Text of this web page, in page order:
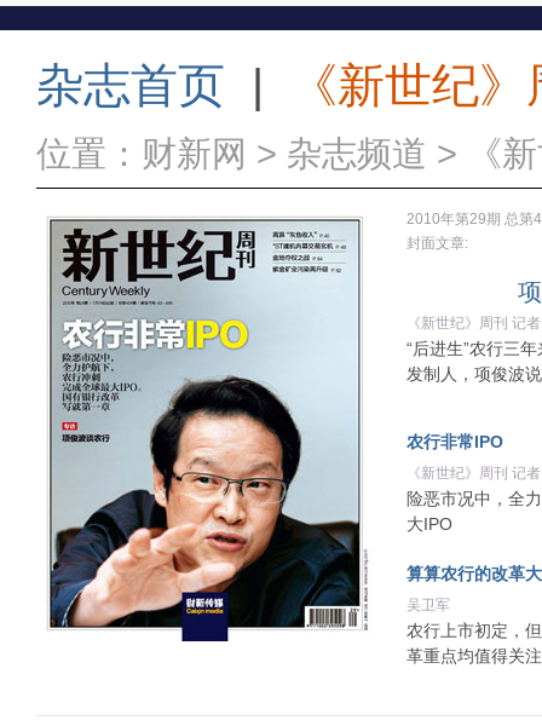
杂志首页 | 《新世纪
位置： 财新网 > 杂志频道 > 《
2010年第29期 总
封面文章:
《新世纪》周刊 记
“后进生”农行三
发制人，项俊波
农行非常IPO
《新世纪》周刊 记
险恶市况中，全
大IPO
算算农行的改革
吴卫军
农行上市初定，
革重点均值得关注